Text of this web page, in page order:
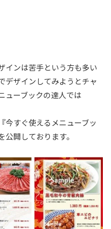
インは苦手という方も多い
デザインしてみようとチャ
ューブックの達人では
今すぐ使えるメニューブッ
開しております。